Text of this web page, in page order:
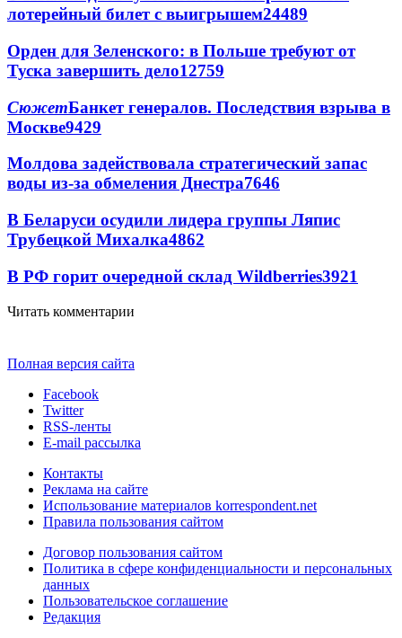
лотерейный билет с выигрышем24489
Орден для Зеленского: в Польше требуют от
Туска завершить дело12759
СюжетБанкет генералов. Последствия взрыва в
Москве9429
Молдова задействовала стратегический запас
воды из-за обмеления Днестра7646
В Беларуси осудили лидера группы Ляпис
Трубецкой Михалка4862
В РФ горит очередной склад Wildberries3921
Читать комментарии
Полная версия сайта
Facebook
Twitter
RSS-ленты
E-mail рассылка
Контакты
Реклама на сайте
Использование материалов korrespondent.net
Правила пользования сайтом
Договор пользования сайтом
Политика в сфере конфиденциальности и персональных
данных
Пользовательское соглашение
Редакция